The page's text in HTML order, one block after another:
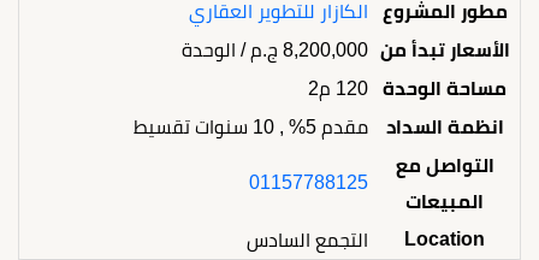
مطور المشروع
الكازار للتطوير العقاري
الأسعار تبدأ من 8,200,000 ج.م / الوحدة
مساحة الوحدة
120 م2
انظمة السداد
مقدم 5% , 10 سنوات تقسيط
التواصل مع
المبيعات
01157788125
Location التجمع السادس